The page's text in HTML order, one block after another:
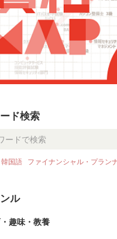
ド検索
韓国語 ファイナンシャル・プラン
ル
趣味・教養